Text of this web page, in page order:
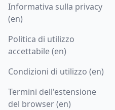
Informativa sulla privacy
(en)
Politica di utilizzo
accettabile (en)
Condizioni di utilizzo (en)
Termini dell'estensione
del browser (en)